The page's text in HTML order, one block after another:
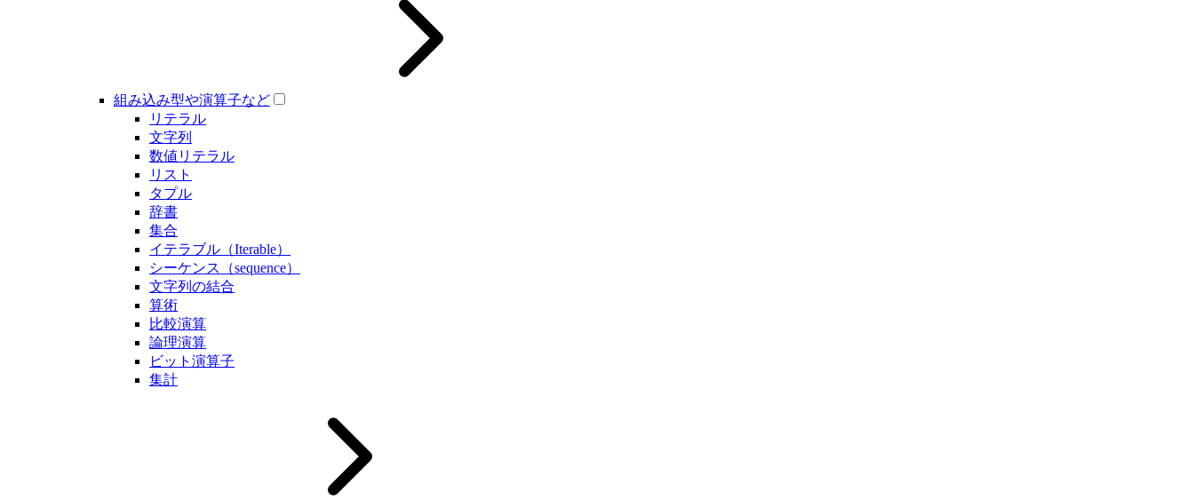
組み込み型や演算子など
リテラル
文字列
数値リテラル
リスト
タプル
辞書
集合
イテラブル（Iterable）
シーケンス（sequence）
文字列の結合
算術
比較演算
論理演算
ビット演算子
集計